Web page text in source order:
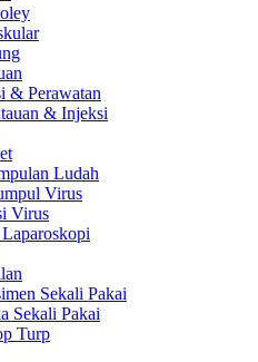
& Perawatan
& Injeksi
Ludah
Virus
Virus
Sekali Pakai
Sekali Pakai
Turp